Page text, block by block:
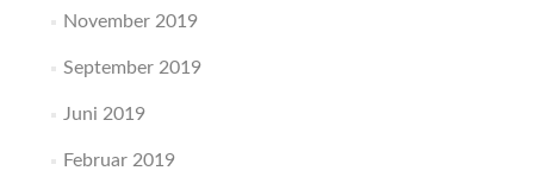
November 2019
September 2019
Juni 2019
Februar 2019